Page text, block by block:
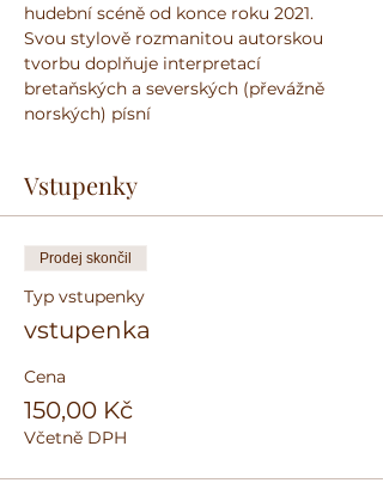
hudební scéně od konce roku 2021.
Svou stylově rozmanitou autorskou
tvorbu doplňuje interpretací
bretaňských a severských (převážně
norských) písní
Vstupenky
Prodej skončil
Typ vstupenky
vstupenka
Cena
150,00 Kč
Včetně DPH